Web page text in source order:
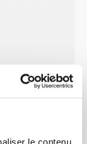
le contenu